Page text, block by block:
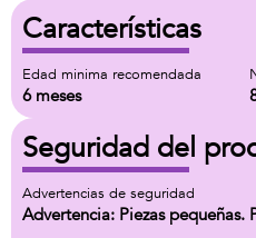
Características
Edad minima recomendada
6 meses
Seguridad del
Advertencias de seguridad
Advertencia: Piezas pequeñas.